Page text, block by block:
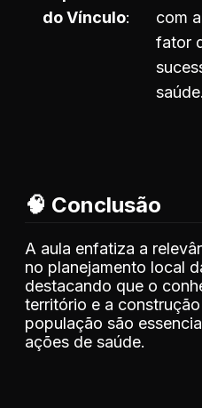
do Vínculo
com
fator
saúde.
🧠 Conclusão
A aula enfatiza a
no planejamento local
destacando que o
território e a
população são
ações de saúde.